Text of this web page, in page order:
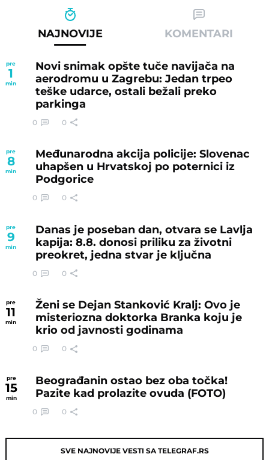
NAJNOVIJE KOMENTARI
pre
1
min
Novi snimak opšte tuče navijača na
aerodromu u Zagrebu: Jedan trpeo
teške udarce, ostali bežali preko
parkinga
0 0
pre
8
min
Međunarodna akcija policije: Slovenac
uhapšen u Hrvatskoj po poternici iz
Podgorice
0 0
pre
9
min
Danas je poseban dan, otvara se Lavlja
kapija: 8.8. donosi priliku za životni
preokret, jedna stvar je ključna
0 0
pre
11
min
Ženi se Dejan Stanković Kralj: Ovo je
misteriozna doktorka Branka koju je
krio od javnosti godinama
0 0
pre
15
min
Beograđanin ostao bez oba točka!
Pazite kad prolazite ovuda (FOTO)
0 0
SVE NAJNOVIJE VESTI SA TELEGRAF.RS